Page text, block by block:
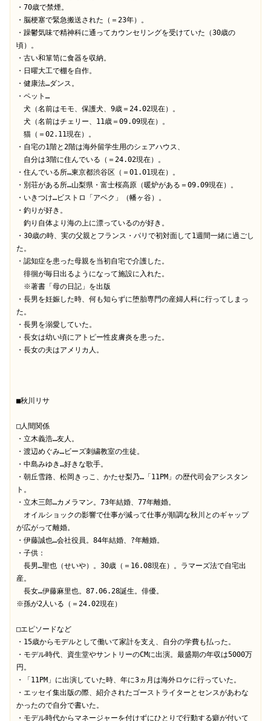
・70歳で禁煙。
・脳梗塞で緊急搬送された（＝23年）。
・躁鬱気味で精神科に通ってカウンセリングを受けていた（30歳の
頃）。
・古い和箪笥に食器を収納。
・日曜大工で棚を自作。
・健康法…ダンス。
・ペット…
犬（名前はモモ、保護犬、9歳＝24.02現在）。
犬（名前はチェリー、11歳＝09.09現在）。
猫（＝02.11現在）。
・自宅の1階と2階は海外留学生用のシェアハウス、
自分は3階に住んでいる（＝24.02現在）。
・住んでいる所…東京都渋谷区（＝01.01現在）。
・別荘がある所…山梨県・富士桜高原（暖炉がある＝09.09現在）。
・いきつけ…ビストロ「アベク」（幡ヶ谷）。
・釣りが好き。
釣り自体より海の上に漂っているのが好き。
・30歳の時、実の父親とフランス・パリで初対面して1週間一緒に過ごし
た。
・認知症を患った母親を当初自宅で介護した。
徘徊が毎日出るようになって施設に入れた。
※著書「母の日記」を出版
・長男を妊娠した時、何も知らずに堕胎専門の産婦人科に行ってしまっ
た。
・長男を溺愛していた。
・長女は幼い頃にアトピー性皮膚炎を患った。
・長女の夫はアメリカ人。
■秋川リサ
□人間関係
・立木義浩…友人。
・渡辺めぐみ…ビーズ刺繍教室の生徒。
・中島みゆき…好きな歌手。
・朝丘雪路、松岡きっこ、かたせ梨乃…「11PM」の歴代司会アシスタン
ト。
・立木三郎…カメラマン。73年結婚、77年離婚。
オイルショックの影響で仕事が減って仕事が順調な秋川とのギャップ
が広がって離婚。
・伊藤誠也…会社役員。84年結婚、?年離婚。
・子供：
長男…聖也（せいや）。30歳（＝16.08現在）。ラマーズ法で自宅出
産。
長女…伊藤麻里也。87.06.28誕生。俳優。
※孫が2人いる（＝24.02現在）
□エピソードなど
・15歳からモデルとして働いて家計を支え、自分の学費も払った。
・モデル時代、資生堂やサントリーのCMに出演。最盛期の年収は5000万
円。
・「11PM」に出演していた時、年に3ヵ月は海外ロケに行っていた。
・エッセイ集出版の際、紹介されたゴーストライターとセンスがあわな
かったので自分で書いた。
・モデル時代からマネージャーを付けずにひとりで行動する癖が付いて